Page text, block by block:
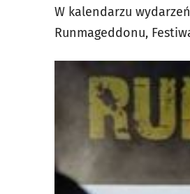
W kalendarzu
Runmageddonu,